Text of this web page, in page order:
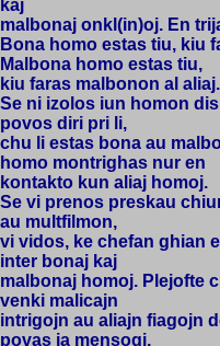
kaj
malbonaj onkl(in)oj. En
Bona homo estas tiu, kiu
Malbona homo estas tiu,
kiu faras malbonon al
Se ni izolos iun homon
povos diri pri li,
chu li estas bona au
homo montrighas nur en
kontakto kun aliaj homoj.
Se vi prenos preskau
au multfilmon,
vi vidos, ke chefan ghian
inter bonaj kaj
malbonaj homoj. Plejofte
venki malicajn
intrigojn au aliajn fiagojn
povas ja mensogi.